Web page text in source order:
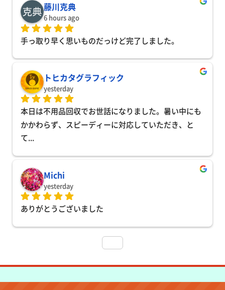
藤川克典
6 hours ago
手っ取り早く思いものだっけど完了しました。
トヒカタグラフィック
yesterday
本日は不用品回収でお世話になりました。暑い中にも
かかわらず、スピーディーに対応していただき、と
て...
Michi
yesterday
ありがとうございました